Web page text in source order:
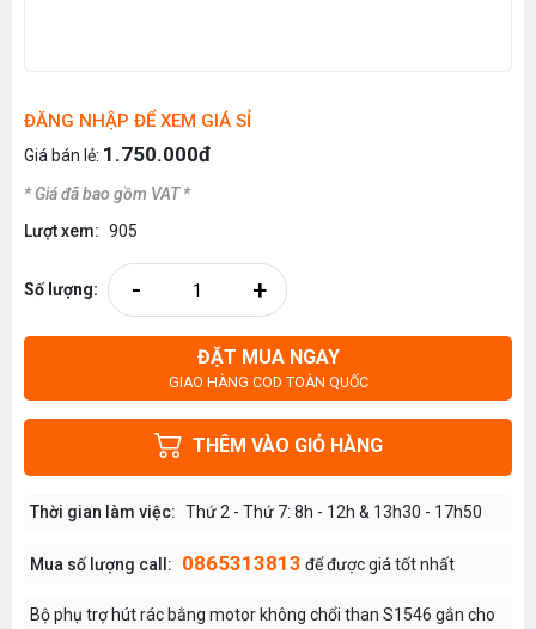
ĐĂNG NHẬP ĐỂ XEM GIÁ SỈ
Giá bán lẻ: 1.750.000đ
* Giá đã bao gồm VAT *
Lượt xem: 905
Số lượng: - +
ĐẶT MUA NGAY
GIAO HÀNG COD TOÀN QUỐC
THÊM VÀO GIỎ HÀNG
Thời gian làm việc: Thứ 2 - Thứ 7: 8h - 12h & 13h30 - 17h50
Mua số lượng call: 0865313813 để được giá tốt nhất
Bộ phụ trợ hút rác bằng motor không chổi than S1546 gắn cho